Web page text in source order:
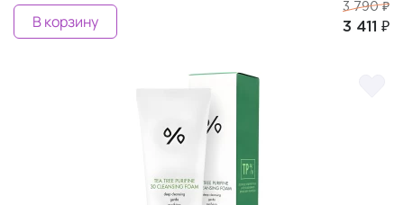
3 790 ₽
3 411 ₽
В корзину